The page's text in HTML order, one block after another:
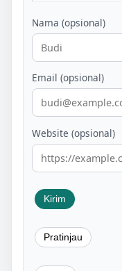
Nama (opsional)
Email (opsional)
Website (opsional)